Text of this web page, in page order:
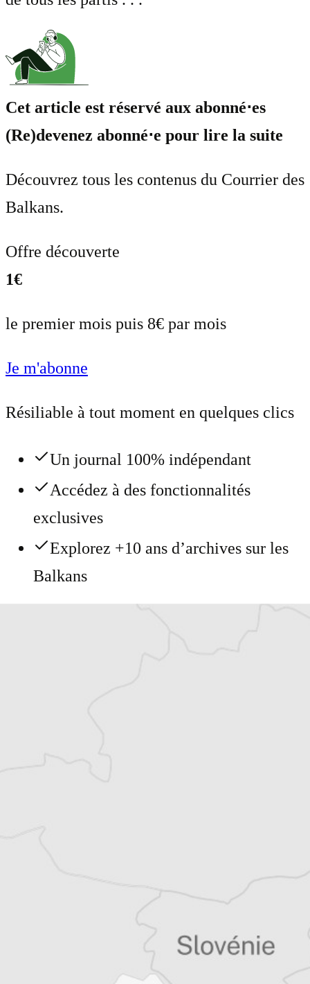
Cet article est réservé aux abonné⋅es
(Re)devenez abonné⋅e pour lire la suite
Découvrez tous les contenus du Courrier des
Balkans.
Offre découverte
1€
le premier mois puis 8€ par mois
Je m'abonne
Résiliable à tout moment en quelques clics
Un journal 100% indépendant
Accédez à des fonctionnalités
exclusives
Explorez +10 ans d’archives sur les
Balkans